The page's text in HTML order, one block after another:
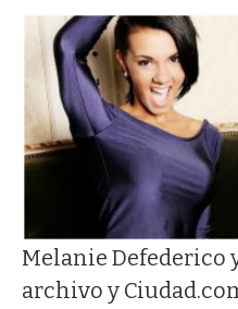
Melanie Defederico
archivo y